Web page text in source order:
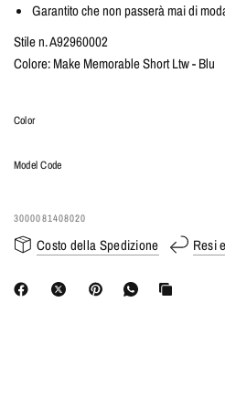
Garantito che non passerà mai di
Stile n. A92960002
Colore: Make Memorable Short Ltw - Blu
Color
Model Code
3000081408020
Costo della Spedizione Resi